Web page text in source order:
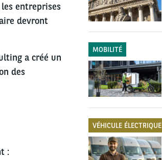
entreprises
devront
a créé un
des
:
MOBILITÉ
VÉHICULE ÉLECTRIQUE